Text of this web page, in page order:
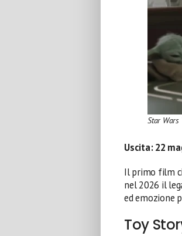
Star Wars
Uscita: 22
Il primo film
nel 2026 il
ed emozione
Toy